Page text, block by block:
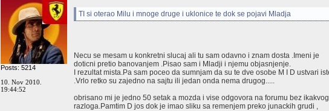
Posts: 5214
10. Nov 2010.
19:44:52
TI si oterao Milu i mnoge druge i uklonice te dok se pojavi Mladja
Necu se mesam u konkretni slucaj ali tu sam odavno i znam dosta .Imeni je
doticni pretio banovanjem .Pisao sam i Mladji i njemu objasnjenje.
I rezultat mista.Pa sam poceo da sumnjam da su te dve osobe M I D ustvari
.Vrlo retko su zajedno na sajtu ili jedan onda nema drugog.....
obrisano mi je jedno 50 setak a mozda i vise odgovora na forumu bez ikakvog
razloga.Pamtim D jos dok je imao sliku sa remenjem preko junackih grudi ,